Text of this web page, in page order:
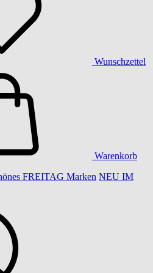
Wunschzettel
Warenkorb
FREITAG Marken NEU IM